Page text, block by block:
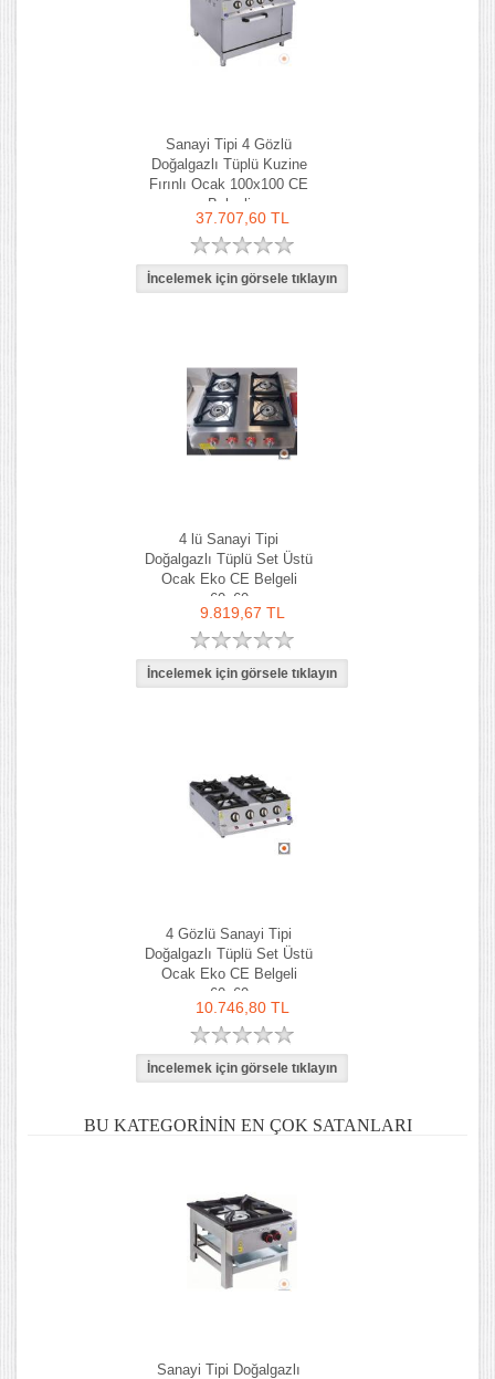
Sanayi Tipi 4 Gözlü
Doğalgazlı Tüplü Kuzine
Fırınlı Ocak 100x100 CE
Belgeli
37.707,60 TL
4 lü Sanayi Tipi
Doğalgazlı Tüplü Set Üstü
Ocak Eko CE Belgeli
60x60
9.819,67 TL
4 Gözlü Sanayi Tipi
Doğalgazlı Tüplü Set Üstü
Ocak Eko CE Belgeli
60x60
10.746,80 TL
BU KATEGORININ EN ÇOK SATANLARI
Sanayi Tipi Doğalgazlı